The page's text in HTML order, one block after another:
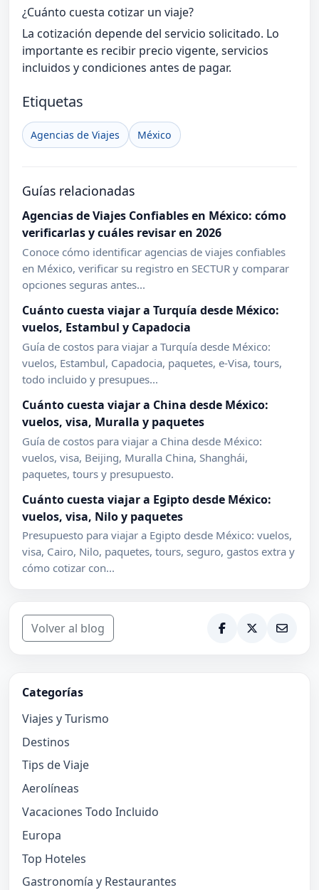
¿Cuánto cuesta cotizar un viaje?
La cotización depende del servicio solicitado. Lo
importante es recibir precio vigente, servicios
incluidos y condiciones antes de pagar.
Etiquetas
Agencias de Viajes México
Guías relacionadas
Agencias de Viajes Confiables en México: cómo
verificarlas y cuáles revisar en 2026
Conoce cómo identificar agencias de viajes confiables
en México, verificar su registro en SECTUR y comparar
opciones seguras antes...
Cuánto cuesta viajar a Turquía desde México:
vuelos, Estambul y Capadocia
Guía de costos para viajar a Turquía desde México:
vuelos, Estambul, Capadocia, paquetes, e-Visa, tours,
todo incluido y presupues...
Cuánto cuesta viajar a China desde México:
vuelos, visa, Muralla y paquetes
Guía de costos para viajar a China desde México:
vuelos, visa, Beijing, Muralla China, Shanghái,
paquetes, tours y presupuesto.
Cuánto cuesta viajar a Egipto desde México:
vuelos, visa, Nilo y paquetes
Presupuesto para viajar a Egipto desde México: vuelos,
visa, Cairo, Nilo, paquetes, tours, seguro, gastos extra y
cómo cotizar con...
Volver al blog
Categorías
Viajes y Turismo
Destinos
Tips de Viaje
Aerolíneas
Vacaciones Todo Incluido
Europa
Top Hoteles
Gastronomía y Restaurantes